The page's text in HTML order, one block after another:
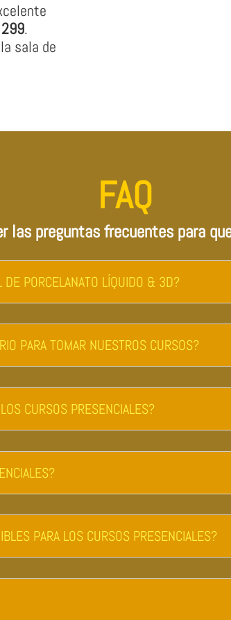
.
sala de
FAQ
las preguntas frecuentes para
PORCELANATO LÍQUIDO & 3D?
PARA TOMAR NUESTROS CURSOS?
CURSOS PRESENCIALES?
PARA LOS CURSOS PRESENCIALES?